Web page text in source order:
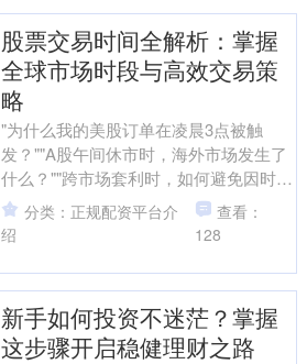
股票交易时间全解析：掌握
全球市场时段与高效交易策
略
"为什么我的美股订单在凌晨3点被触
发？""A股午间休市时，海外市场发生了
什么？""跨市场套利时，如何避免因时差
导致的风险？"这些疑问在投资者社群中
屡见不鲜。股票....
分类：正规配资平台介
绍
查看：
128
新手如何投资不迷茫？掌握
这步骤开启稳健理财之路